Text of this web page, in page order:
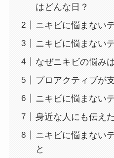
はどんな日？
ニキビに悩まない
ニキビに悩まない
なぜニキビの悩み
プロアクティブが
ニキビに悩まない
身近な人にも伝え
ニキビに悩まない
と